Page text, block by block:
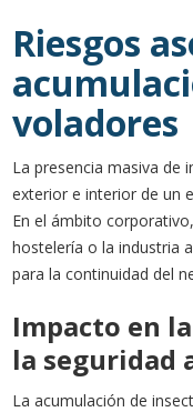
Riesgos
voladores
La presencia masiva de
exterior e interior de un
En el ámbito
hostelería o la industria
para la continuidad del
Impacto en
la seguridad
La acumulación de